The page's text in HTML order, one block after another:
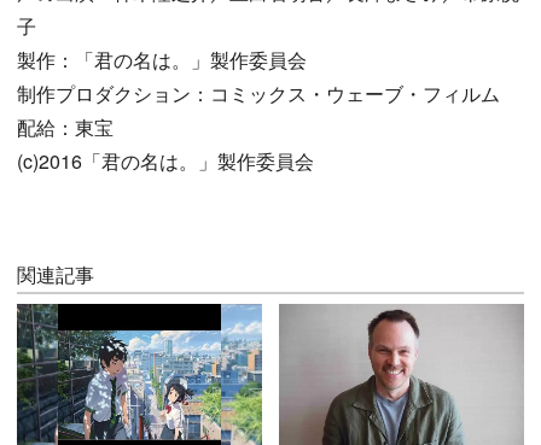
子
製作：「君の名は。」製作委員会
制作プロダクション：コミックス・ウェーブ・フィルム
配給：東宝
(c)2016「君の名は。」製作委員会
関連記事